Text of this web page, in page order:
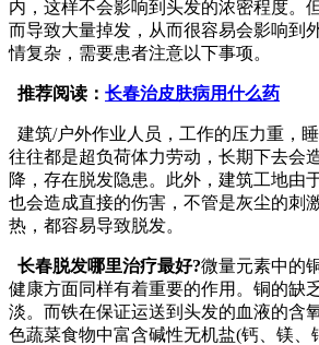
内，这样不会影响到头发的浓密程度。
而导致大量掉发，从而很容易会影响到
情复杂，需要患者注意以下事项。
推荐阅读： 长春治皮肤病用什么药
建筑/户外作业人员，工作的压力重，
往往都是超负荷体力劳动，长期下去会
降，存在脱发隐患。此外，建筑工地由
也会造成直接的伤害，不管是灰尘的刺
热，都容易导致脱发。
长春脱发哪里治疗最好?微量元素中的
健康方面同样有着重要的作用。铜的缺
淡。而铁在保证运送到头发的血液的含
色蔬菜食物中富含碱性无机盐(钙、镁、